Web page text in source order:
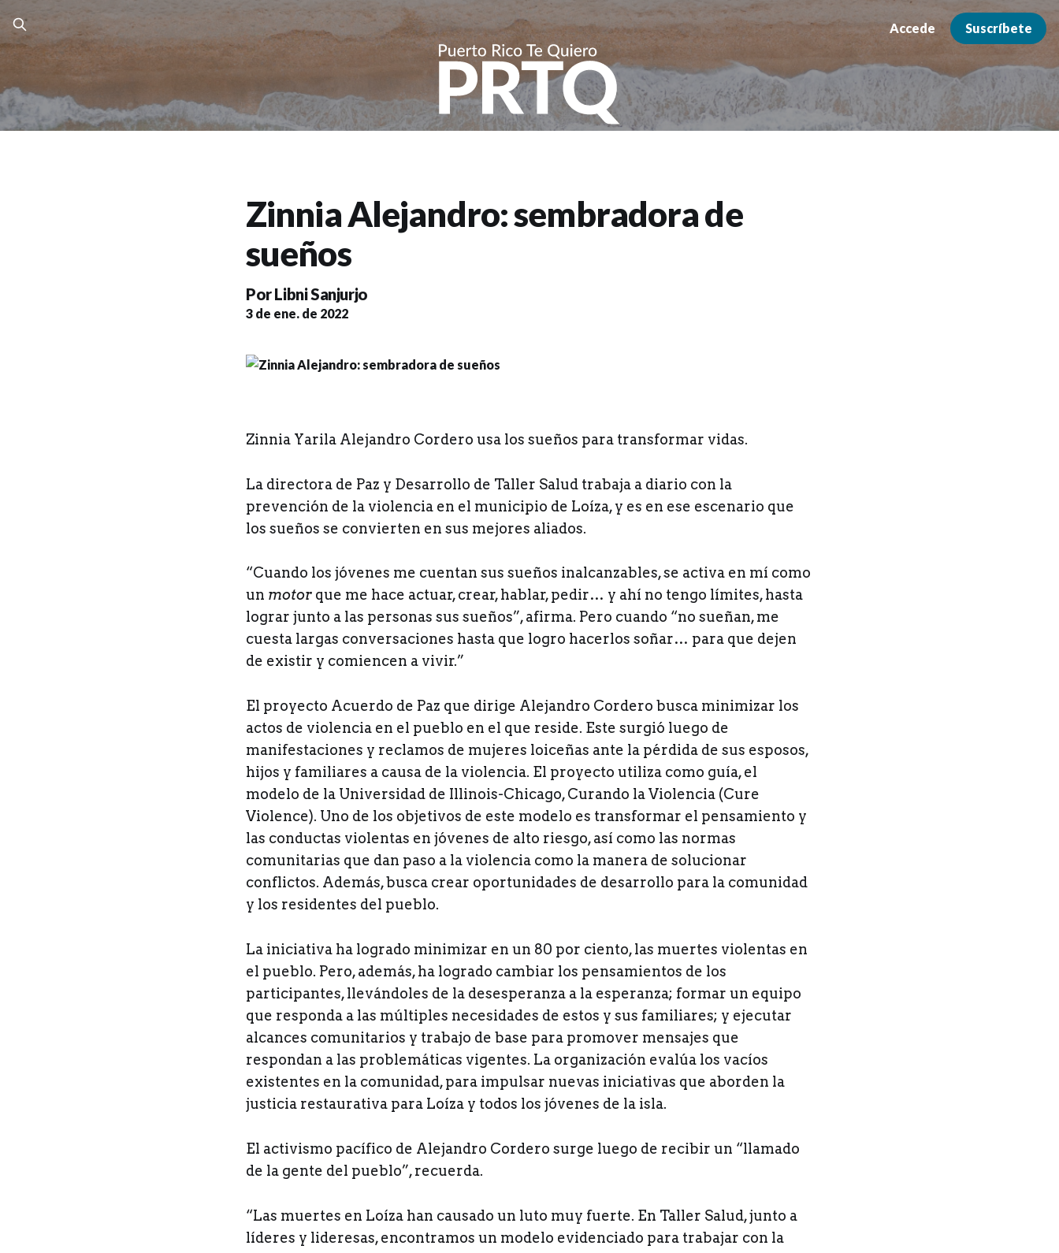
Accede Suscríbete
Zinnia Alejandro: sembradora de
sueños
PorLibni Sanjurjo
3 de ene. de 2022
Zinnia Yarila Alejandro Cordero usa los sueños para transformar vidas.
La directora de Paz y Desarrollo de Taller Salud trabaja a diario con la
prevención de la violencia en el municipio de Loíza, y es en ese escenario que
los sueños se convierten en sus mejores aliados.
“Cuando los jóvenes me cuentan sus sueños inalcanzables, se activa en mí como
un motor que me hace actuar, crear, hablar, pedir… y ahí no tengo límites, hasta
lograr junto a las personas sus sueños”, afirma. Pero cuando “no sueñan, me
cuesta largas conversaciones hasta que logro hacerlos soñar… para que dejen
de existir y comiencen a vivir.”
El proyecto Acuerdo de Paz que dirige Alejandro Cordero busca minimizar los
actos de violencia en el pueblo en el que reside. Este surgió luego de
manifestaciones y reclamos de mujeres loiceñas ante la pérdida de sus esposos,
hijos y familiares a causa de la violencia. El proyecto utiliza como guía, el
modelo de la Universidad de Illinois-Chicago, Curando la Violencia (Cure
Violence). Uno de los objetivos de este modelo es transformar el pensamiento y
las conductas violentas en jóvenes de alto riesgo, así como las normas
comunitarias que dan paso a la violencia como la manera de solucionar
conflictos. Además, busca crear oportunidades de desarrollo para la comunidad
y los residentes del pueblo.
La iniciativa ha logrado minimizar en un 80 por ciento, las muertes violentas en
el pueblo. Pero, además, ha logrado cambiar los pensamientos de los
participantes, llevándoles de la desesperanza a la esperanza; formar un equipo
que responda a las múltiples necesidades de estos y sus familiares; y ejecutar
alcances comunitarios y trabajo de base para promover mensajes que
respondan a las problemáticas vigentes. La organización evalúa los vacíos
existentes en la comunidad, para impulsar nuevas iniciativas que aborden la
justicia restaurativa para Loíza y todos los jóvenes de la isla.
El activismo pacífico de Alejandro Cordero surge luego de recibir un “llamado
de la gente del pueblo”, recuerda.
“Las muertes en Loíza han causado un luto muy fuerte. En Taller Salud, junto a
líderes y lideresas, encontramos un modelo evidenciado para trabajar con la